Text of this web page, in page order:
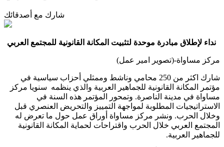
شارك مع أصدقائك
نداء لإطلاق مبادرة موحدة لتثبيت المكانة القانونية للمجتمع العربي
مركز مساواة-(تصوير امير عمل)
شارك اكثر من 250 محامي وناشط وممثلي أحزاب سياسية في
مؤتمر المكانة القانونية للجماهير العربية والذي ينظمه سنويا مركز
مساواة في مدينة الناصرة. وتمحور المؤتمر هذه السنة في
الاستراتيجيات المطلوبة لمواجهة التمييز والتحريض العنصري قبل
وخلال الحرب. ونشر مركز مساواة أوراق عمل حول ما تعرض له
المجتمع العربي خلال الحرب واقتراحات لحماية المكانة القانونية
للجماهير العربية.